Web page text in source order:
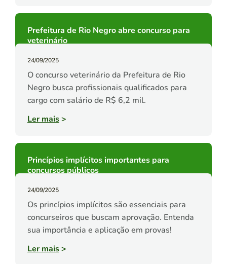
Prefeitura de Rio Negro abre concurso para
veterinário
24/09/2025
O concurso veterinário da Prefeitura de Rio
Negro busca profissionais qualificados para
cargo com salário de R$ 6,2 mil.
Ler mais>
Princípios implícitos importantes para
concursos públicos
24/09/2025
Os princípios implícitos são essenciais para
concurseiros que buscam aprovação. Entenda
sua importância e aplicação em provas!
Ler mais>